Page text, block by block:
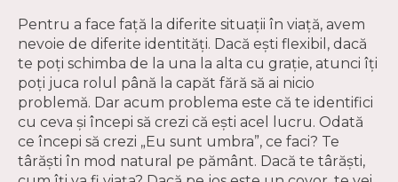
Pentru a face față la diferite situații în viață, avem
nevoie de diferite identități. Dacă ești flexibil, dacă
te poți schimba de la una la alta cu grație, atunci îți
poți juca rolul până la capăt fără să ai nicio
problemă. Dar acum problema este că te identifici
cu ceva și începi să crezi că ești acel lucru. Odată
ce începi să crezi „Eu sunt umbra”, ce faci? Te
târăști în mod natural pe pământ. Dacă te târăști,